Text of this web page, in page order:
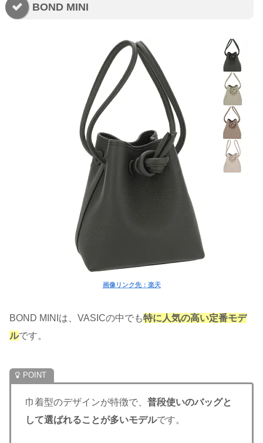
BOND MINI
画像リンク先：楽天
BOND MINIは、VASICの中でも特に人気の高い定番モデ
ルです。
巾着型のデザインが特徴で、 普段使いのバッグと
して選ばれることが多いモデルです。